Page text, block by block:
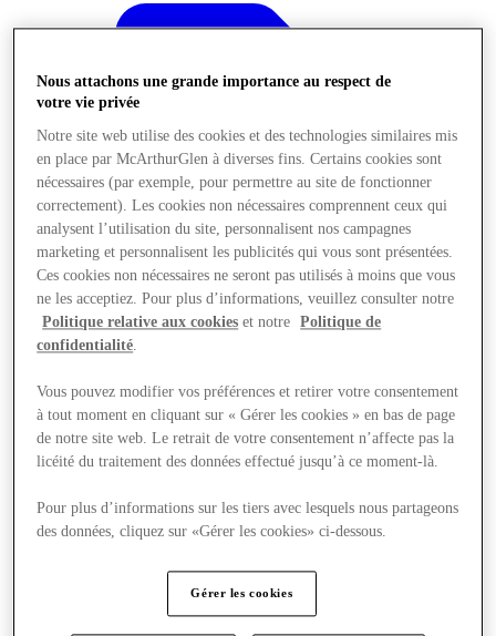
Offres
Nous attachons une grande importance au respect de
votre vie privée
Notre site web utilise des cookies et des technologies similaires mis
en place par McArthurGlen à diverses fins. Certains cookies sont
nécessaires (par exemple, pour permettre au site de fonctionner
correctement). Les cookies non nécessaires comprennent ceux qui
analysent l’utilisation du site, personnalisent nos campagnes
marketing et personnalisent les publicités qui vous sont présentées.
Ces cookies non nécessaires ne seront pas utilisés à moins que vous
ne les acceptiez. Pour plus d’informations, veuillez consulter notre
Politique relative aux cookies et notre
Politique de
confidentialité.
Vous pouvez modifier vos préférences et retirer votre consentement
à tout moment en cliquant sur « Gérer les cookies » en bas de page
de notre site web. Le retrait de votre consentement n’affecte pas la
licéité du traitement des données effectué jusqu’à ce moment-là.
Pour plus d’informations sur les tiers avec lesquels nous partageons
des données, cliquez sur «Gérer les cookies» ci-dessous.
Gérer les cookies